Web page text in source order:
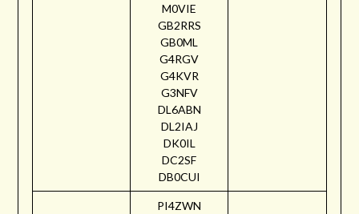
M0VIE
GB2RRS
GB0ML
G4RGV
G4KVR
G3NFV
DL6ABN
DL2IAJ
DK0IL
DC2SF
DB0CUI
PI4ZWN